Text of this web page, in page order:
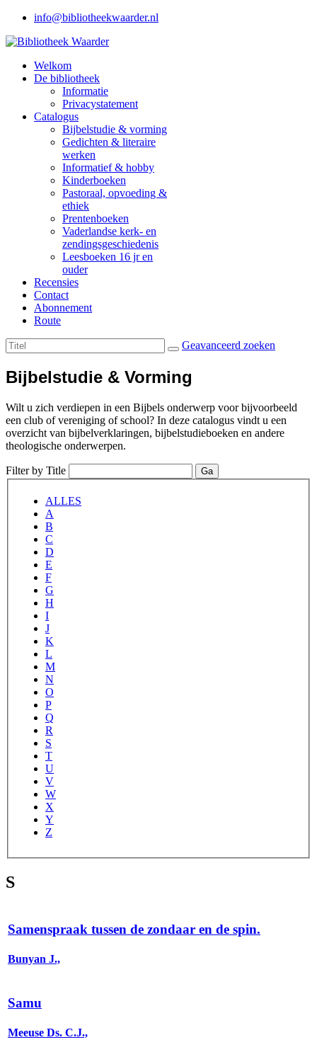
info@bibliotheekwaarder.nl
Welkom
De bibliotheek
Informatie
Privacystatement
Catalogus
Bijbelstudie & vorming
Gedichten & literaire
werken
Informatief & hobby
Kinderboeken
Pastoraal, opvoeding &
ethiek
Prentenboeken
Vaderlandse kerk- en
zendingsgeschiedenis
Leesboeken 16 jr en
ouder
Recensies
Contact
Abonnement
Route
Geavanceerd zoeken
Bijbelstudie & Vorming
Wilt u zich verdiepen in een Bijbels onderwerp voor bijvoorbeeld
een club of vereniging of school? In deze catalogus vindt u een
overzicht van bijbelverklaringen, bijbelstudieboeken en andere
theologische onderwerpen.
Filter by Title Ga
ALLES
A
B
C
D
E
F
G
H
I
J
K
L
M
N
O
P
Q
R
S
T
U
V
W
X
Y
Z
S
Samenspraak tussen de zondaar en de spin.
Bunyan J.,
Samu
Meeuse Ds. C.J.,